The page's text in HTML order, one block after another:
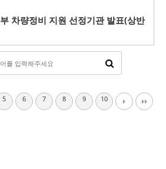
차량정비 지원 선정기관 발표(상반
5 6 7 8 9 10